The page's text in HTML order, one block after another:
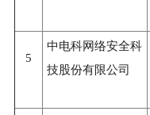
5
中电科网络安全科
技股份有限公司